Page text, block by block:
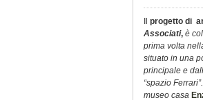
progetto di
Associati, è
prima volta
situato in una
principale e
“spazio
museo casa